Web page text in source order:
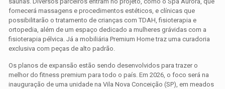
fornecerá massagens e procedimentos estéticos, e clínicas que
possibilitarão o tratamento de crianças com TDAH, fisioterapia e
ortopedia, além de um espaço dedicado a mulheres grávidas com a
fisioterapia pélvica. Já a mobiliária Premium Home traz uma curadoria
exclusiva com peças de alto padrão.
Os planos de expansão estão sendo desenvolvidos para trazer o
melhor do fitness premium para todo o país. Em 2026, o foco será na
inauguração de uma unidade na Vila Nova Conceição (SP), em meados